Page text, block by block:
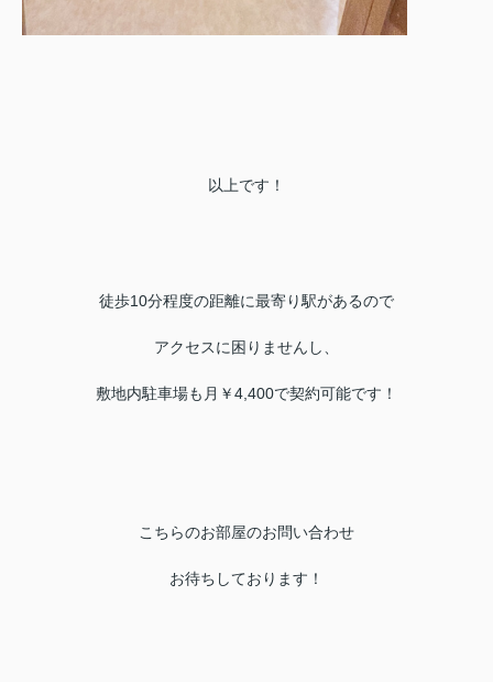
以上です！
徒歩10分程度の距離に最寄り駅があるので
アクセスに困りませんし、
敷地内駐車場も月￥4,400で契約可能です！
こちらのお部屋のお問い合わせ
お待ちしております！